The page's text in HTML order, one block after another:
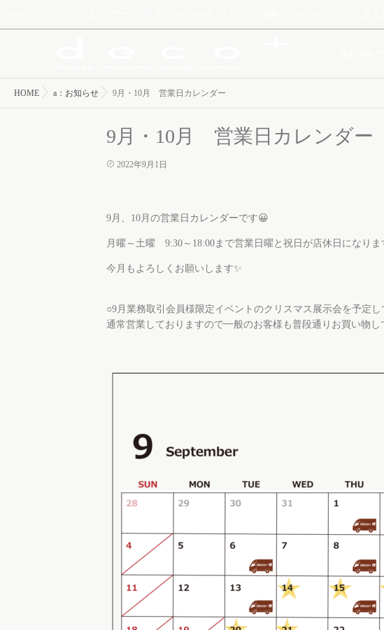
HOME a：お知らせ 9月・10月 営業日カレンダー
9月・10月 営業日カレンダー
2022年9月1日
9月、10月の営業日カレンダーです😀
月曜～土曜 9:30～18:00まで営業日曜と祝日が店休日になりま
今月もよろしくお願いします✨
○9月業務取引会員様限定イベントのクリスマス展示会を予定し
通常営業しておりますので一般のお客様も普段通りお買い物し